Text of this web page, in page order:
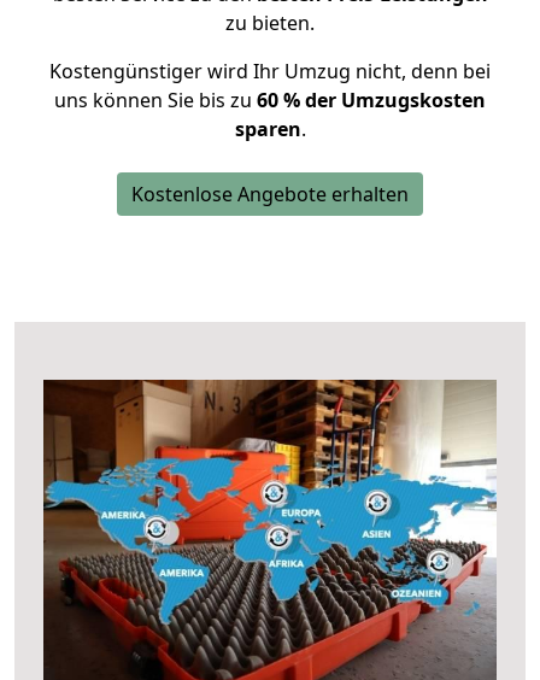
zu bieten.
Kostengünstiger wird Ihr Umzug nicht, denn bei
uns können Sie bis zu 60 % der Umzugskosten
sparen.
Kostenlose Angebote erhalten